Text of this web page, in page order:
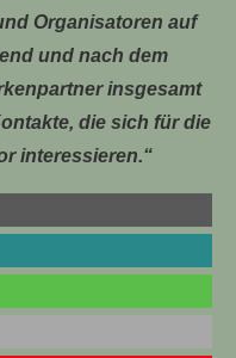
Organisatoren auf
und nach dem
insgesamt
die sich für die
interessieren.“